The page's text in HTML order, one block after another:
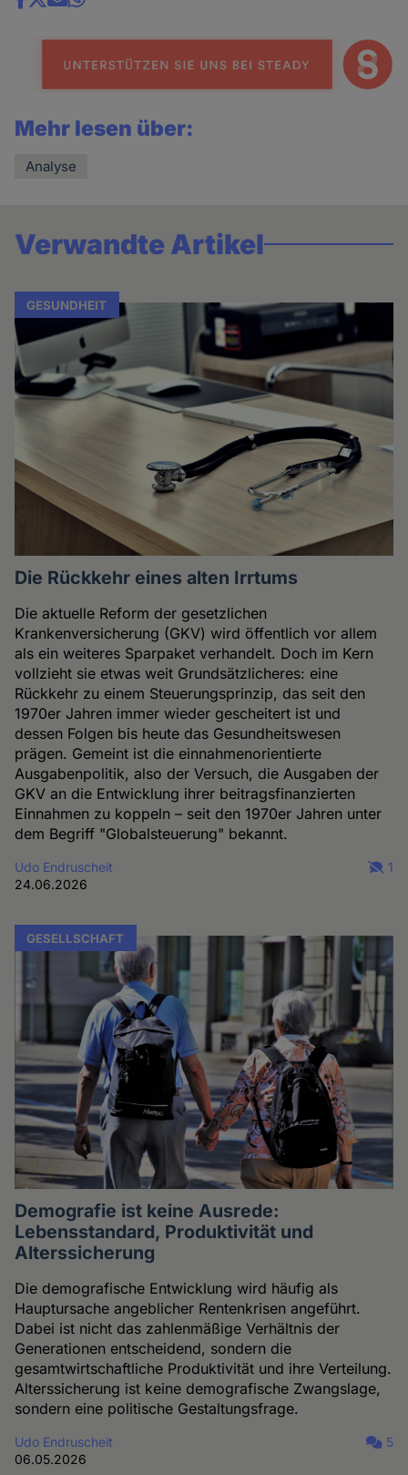
Share
news
Mehr lesen über:
Analyse
Verwandte Artikel
GESUNDHEIT
Die Rückkehr eines alten Irrtums
Die aktuelle Reform der gesetzlichen
Krankenversicherung (GKV) wird öffentlich vor allem
als ein weiteres Sparpaket verhandelt. Doch im Kern
vollzieht sie etwas weit Grundsätzlicheres: eine
Rückkehr zu einem Steuerungsprinzip, das seit den
1970er Jahren immer wieder gescheitert ist und
dessen Folgen bis heute das Gesundheitswesen
prägen. Gemeint ist die einnahmenorientierte
Ausgabenpolitik, also der Versuch, die Ausgaben der
GKV an die Entwicklung ihrer beitragsfinanzierten
Einnahmen zu koppeln – seit den 1970er Jahren unter
dem Begriff "Globalsteuerung" bekannt.
Udo Endruscheit
24.06.2026
1
GESELLSCHAFT
Demografie ist keine Ausrede:
Lebensstandard, Produktivität und
Alterssicherung
Die demografische Entwicklung wird häufig als
Hauptursache angeblicher Rentenkrisen angeführt.
Dabei ist nicht das zahlenmäßige Verhältnis der
Generationen entscheidend, sondern die
gesamtwirtschaftliche Produktivität und ihre Verteilung.
Alterssicherung ist keine demografische Zwangslage,
sondern eine politische Gestaltungsfrage.
Udo Endruscheit
06.05.2026
5